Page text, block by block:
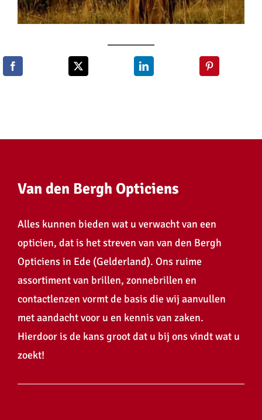
Van den Bergh Opticiens
Alles kunnen bieden wat u verwacht van een
opticien, dat is het streven van van den Bergh
Opticiens in Ede (Gelderland). Ons ruime
assortiment van brillen, zonnebrillen en
contactlenzen vormt de basis die wij aanvullen
met aandacht voor u en kennis van zaken.
Hierdoor is de kans groot dat u bij ons vindt wat u
zoekt!